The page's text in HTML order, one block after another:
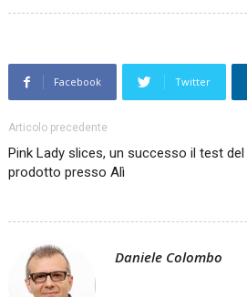
Facebook Twitter
Articolo precedente
Pink Lady slices, un successo il test
prodotto presso Alì
Daniele Colombo